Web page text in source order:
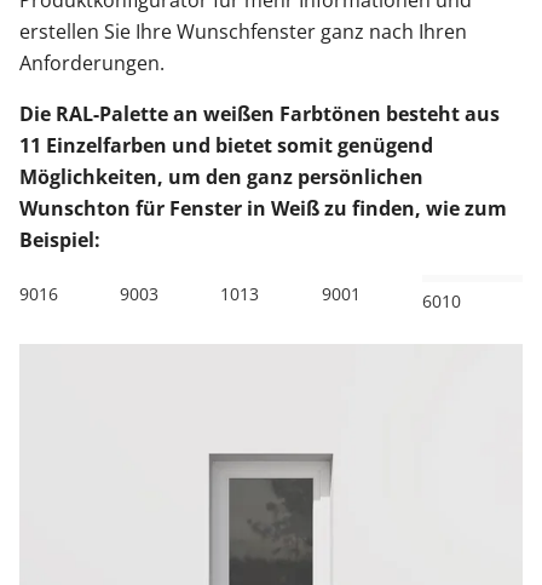
erstellen Sie Ihre Wunschfenster ganz nach Ihren
Anforderungen.
Die RAL-Palette an weißen Farbtönen besteht aus
11 Einzelfarben und bietet somit genügend
Möglichkeiten, um den ganz persönlichen
Wunschton für Fenster in Weiß zu finden, wie zum
Beispiel:
9016 9003 1013 9001 6010